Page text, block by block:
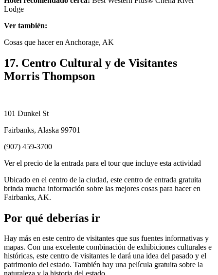
Lodge
Ver también:
Cosas que hacer en Anchorage, AK
17. Centro Cultural y de Visitantes
Morris Thompson
101 Dunkel St
Fairbanks, Alaska 99701
(907) 459-3700
Ver el precio de la entrada para el tour que incluye esta actividad
Ubicado en el centro de la ciudad, este centro de entrada gratuita
brinda mucha información sobre las mejores cosas para hacer en
Fairbanks, AK.
Por qué deberías ir
Hay más en este centro de visitantes que sus fuentes informativas y
mapas. Con una excelente combinación de exhibiciones culturales e
históricas, este centro de visitantes le dará una idea del pasado y el
patrimonio del estado. También hay una película gratuita sobre la